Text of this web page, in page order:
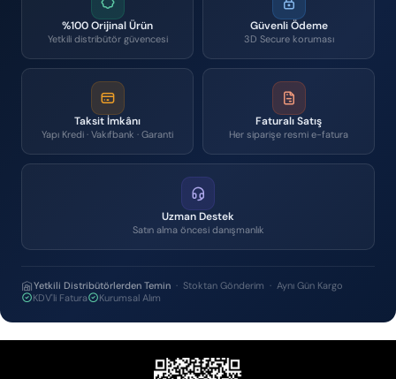
%100 Orijinal Ürün
Yetkili distribütör güvencesi
Güvenli Ödeme
3D Secure koruması
Taksit İmkânı
Yapı Kredi · Vakıfbank · Garanti
Faturalı Satış
Her siparişe resmi e-fatura
Uzman Destek
Satın alma öncesi danışmanlık
Yetkili Distribütörlerden Temin · Stoktan Gönderim · Aynı Gün Kargo
KDV'li Fatura
Kurumsal Alım